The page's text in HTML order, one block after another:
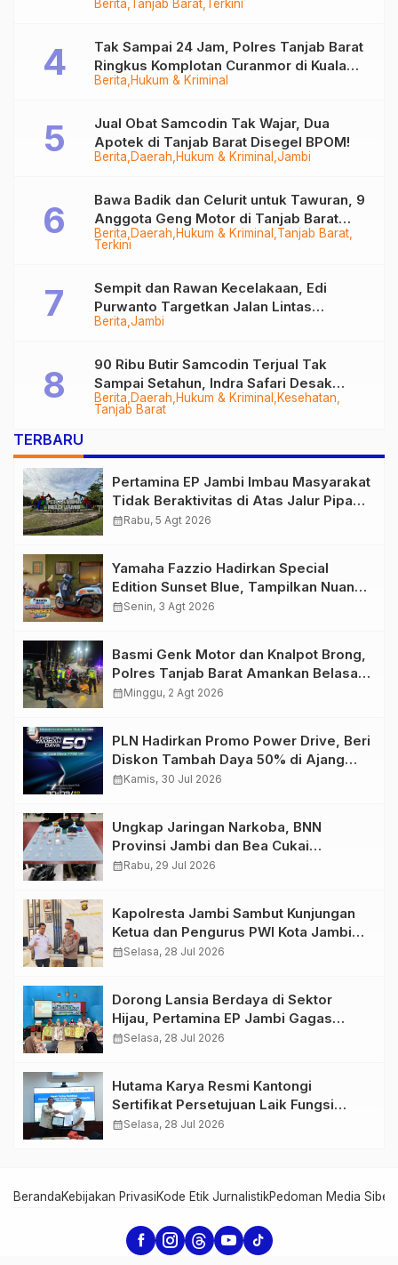
Berita Tanjab Barat Terkini
Juta
Berita Hukum & Kriminal
Tak Sampai 24 Jam, Polres Tanjab Barat
Ringkus Komplotan Curanmor di Kuala
Tungkal
Berita Daerah Hukum & Kriminal Jambi
Jual Obat Samcodin Tak Wajar, Dua
Apotek di Tanjab Barat Disegel BPOM!
Berita Daerah Hukum & Kriminal Tanjab Barat
Terkini
Bawa Badik dan Celurit untuk Tawuran, 9
Anggota Geng Motor di Tanjab Barat
Diringkus
Berita Jambi
Sempit dan Rawan Kecelakaan, Edi
Purwanto Targetkan Jalan Lintas
Tungkal-Jambi Mulus di 2028
Berita Daerah Hukum & Kriminal
Kesehatan
Tanjab Barat
90 Ribu Butir Samcodin Terjual Tak
Sampai Setahun, Indra Safari Desak
Audit Menyeluruh
TERBARU
Pertamina EP Jambi Imbau Masyarakat
Tidak Beraktivitas di Atas Jalur Pipa
Migas Demi Keselamatan Bersama
calendar_monthRabu, 5 Agt 2026
Yamaha Fazzio Hadirkan Special
Edition Sunset Blue, Tampilkan Nuansa
Retro Summer yang Semakin Skena
calendar_monthSenin, 3 Agt 2026
Basmi Genk Motor dan Knalpot Brong,
Polres Tanjab Barat Amankan Belasan
Kendaraan
calendar_monthMinggu, 2 Agt 2026
PLN Hadirkan Promo Power Drive, Beri
Diskon Tambah Daya 50% di Ajang
GIIAS 2026
calendar_monthKamis, 30 Jul 2026
Ungkap Jaringan Narkoba, BNN
Provinsi Jambi dan Bea Cukai
Amankan Sembilan Pelaku beserta
calendar_monthRabu, 29 Jul 2026
Kapolresta Jambi Sambut Kunjungan
Ketua dan Pengurus PWI Kota Jambi
Perkuat Sinergi dan Kolaborasi
calendar_monthSelasa, 28 Jul 2026
Dorong Lansia Berdaya di Sektor
Hijau, Pertamina EP Jambi Gagas
Lansiapreneur Batik Eco-Print
calendar_monthSelasa, 28 Jul 2026
Hutama Karya Resmi Kantongi
Sertifikat Persetujuan Laik Fungsi
Struktur Jembatan Musi V Tol
calendar_monthSelasa, 28 Jul 2026
BerandaKebijakan PrivasiKode Etik JurnalistikPedoman Media Siber